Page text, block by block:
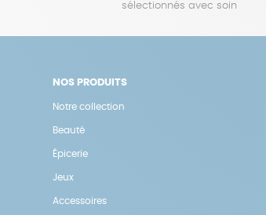
sélectionnés avec soin
NOS PRODUITS
Notre collection
Beauté
Épicerie
Jeux
Accessoires